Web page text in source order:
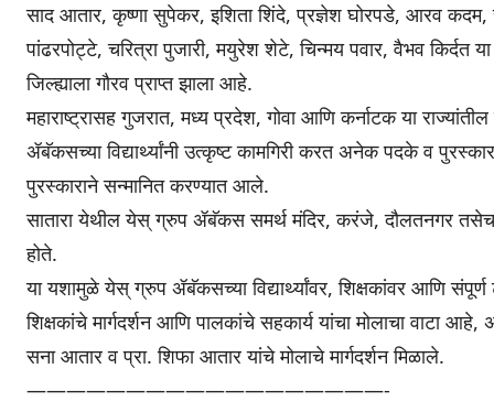
साद आतार, कृष्णा सुपेकर, इशिता शिंदे, प्रज्ञेश घोरपडे, आरव कदम,
पांढरपोट्टे, चरित्रा पुजारी, मयुरेश शेटे, चिन्मय पवार, वैभव किर्दत या
जिल्ह्याला गौरव प्राप्त झाला आहे.
महाराष्ट्रासह गुजरात, मध्य प्रदेश, गोवा आणि कर्नाटक या राज्यांतील
ॲबॅकसच्या विद्यार्थ्यांनी उत्कृष्ट कामगिरी करत अनेक पदके व
पुरस्काराने सन्मानित करण्यात आले.
सातारा येथील येस् ग्रुप ॲबॅकस समर्थ मंदिर, करंजे, दौलतनगर तसेच
होते.
या यशामुळे येस् ग्रुप ॲबॅकसच्या विद्यार्थ्यांवर, शिक्षकांवर आणि संपूर्ण
शिक्षकांचे मार्गदर्शन आणि पालकांचे सहकार्य यांचा मोलाचा वाटा आहे,
सना आतार व प्रा. शिफा आतार यांचे मोलाचे मार्गदर्शन मिळाले.
——————————————————-